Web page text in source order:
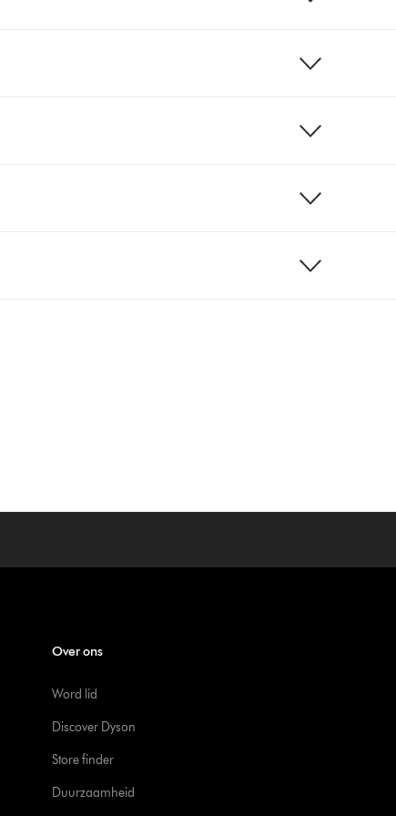
Over ons
Word lid
Discover Dyson
Store finder
Duurzaamheid